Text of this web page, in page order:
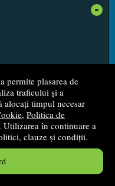
permite plasarea de
traficului și a
alocați timpul necesar
, Politica de
. Utilizarea în continuare a
clauze și condiții.
-